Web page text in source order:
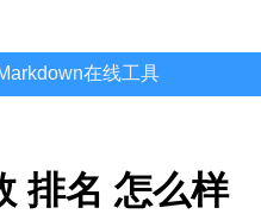
在线工具
排名 怎么样